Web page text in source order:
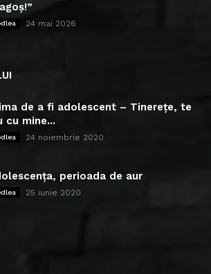
24 mai 2026
de a fi adolescent – Tinerețe, te
cu mine...
24 noiembrie 2020
perioada de aur
25 iunie 2020